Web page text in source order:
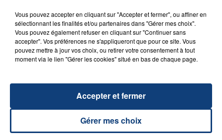
23 juillet 2026
INCENDIE MORTEL À LENS : UNE FEMME ET
SON BÉBÉ ENTRE LA VIE ET LA...
Un homme s'est immolé par le feu après avoir
aspergé sa compagne et leur bébé de trois mois
Vous pouvez accepter en cliquant sur "Accepter et fermer", ou affiner en
sélectionnant les finalités et/ou partenaires dans "Gérer mes choix".
Vous pouvez également refuser en cliquant sur "Continuer sans
accepter". Vos préférences ne s'appliqueront que pour ce site. Vous
pouvez mettre à jour vos choix, ou retirer votre consentement à tout
moment via le lien "Gérer les cookies" situé en bas de chaque page.
Gérer mes choix
Accepter et fermer